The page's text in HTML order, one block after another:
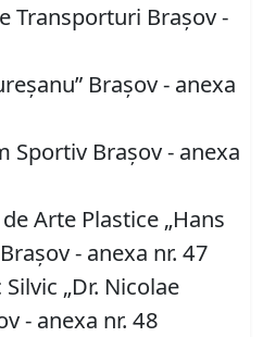
Transporturi Braşov -
Braşov - anexa
Sportiv Braşov - anexa
Arte Plastice „Hans
- anexa nr. 47
„Dr. Nicolae
- anexa nr. 48